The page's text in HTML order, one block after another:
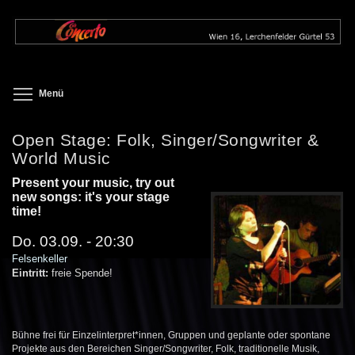
zum
Menü
Open Stage: Folk, Singer/Songwriter &
World Music
Present your music, try out
new songs: it's your stage
time!
Do. 03.09. - 20:30
Felsenkeller
Eintritt: freie Spende!
Bühne frei für Einzelinterpret*innen, Gruppen und geplante oder spontane
Projekte aus den Bereichen Singer/Songwriter, Folk, traditionelle Musik,